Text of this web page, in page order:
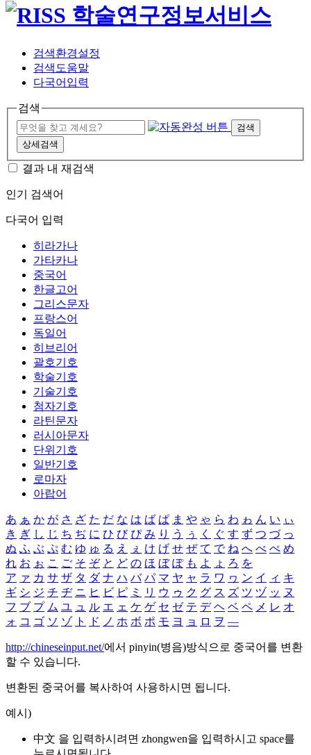
검색환경설정
검색도움말
다국어입력
검색
검색
상세검색
결과 내 재검색
인기 검색어
다국어 입력
히라가나
가타카나
중국어
한글고어
그리스문자
프랑스어
독일어
히브리어
괄호기호
학술기호
기술기호
첨자기호
라틴문자
러시아문자
단위기호
일반기호
로마자
아랍어
あ ぁ か が さ ざ た だ な は ば ぱ ま や ゃ ら わ ゎ ん い ぃ
き ぎ し じ ち ぢ に ひ び ぴ み り う ぅ く ぐ す ず つ づ っ
ぬ ふ ぶ ぷ む ゆ ゅ る え ぇ け げ せ ぜ て で ね へ べ ぺ め
れ お ぉ こ ご そ ぞ と ど の ほ ぼ ぽ も よ ょ ろ を
ア ァ カ サ ザ タ ダ ナ ハ バ パ マ ヤ ャ ラ ワ ヮ ン イ ィ キ
ギ シ ジ チ ヂ ニ ヒ ビ ピ ミ リ ウ ゥ ク グ ス ズ ツ ヅ ッ ヌ
フ ブ プ ム ユ ュ ル エ ェ ケ ゲ セ ゼ テ デ ヘ ベ ペ メ レ オ
ォ コ ゴ ソ ゾ ト ド ノ ホ ボ ポ モ ヨ ョ ロ ヲ ―
http://chineseinput.net/에서 pinyin(병음)방식으로 중국어를 변환
할 수 있습니다.
변환된 중국어를 복사하여 사용하시면 됩니다.
예시)
中文 을 입력하시려면 zhongwen을 입력하시고 space를